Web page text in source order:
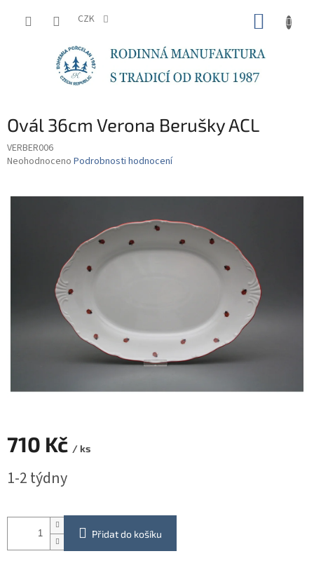
CZK
Ovál 36cm Verona Berušky ACL
VERBER006
Průměrné
je
Neohodnoceno Podrobnosti hodnocení
710 Kč / ks
cena:
1-2 týdny
Přidat do košíku